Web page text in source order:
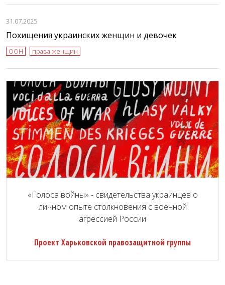
31.07.2025
Похищения украинских женщин и девочек
ООН права женщин
«Голоса войны» - свидетельства украинцев о
личном опыте столкновения с военной
агрессией России
Проект Харьковской правозащитной группы